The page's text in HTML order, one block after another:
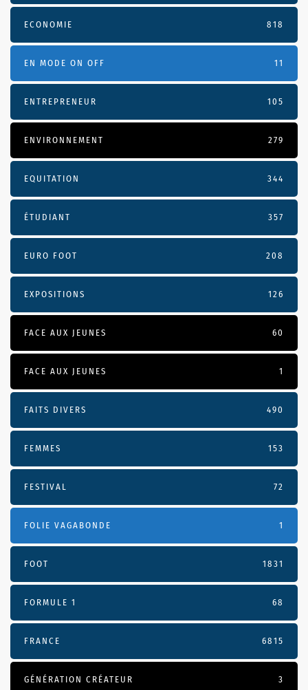
ECONOMIE 818
EN MODE ON OFF 11
ENTREPRENEUR 105
ENVIRONNEMENT 279
EQUITATION 344
ÉTUDIANT 357
EURO FOOT 208
EXPOSITIONS 126
FACE AUX JEUNES 60
FACE AUX JEUNES 1
FAITS DIVERS 490
FEMMES 153
FESTIVAL 72
FOLIE VAGABONDE 1
FOOT 1831
FORMULE 1 68
FRANCE 6815
GÉNÉRATION CRÉATEUR 3